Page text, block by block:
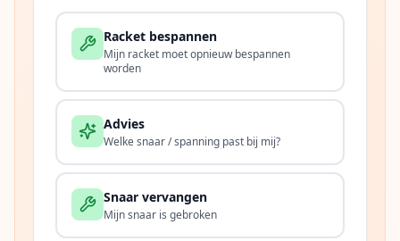
Racket bespannen
Mijn racket moet opnieuw bespannen
worden
Advies
Welke snaar / spanning past bij mij?
Snaar vervangen
Mijn snaar is gebroken